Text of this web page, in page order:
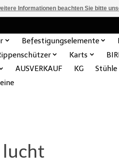
Befestigungselemente
Karts
AUSVERKAUF KG Stühle
Informationen beachten Sie bitte